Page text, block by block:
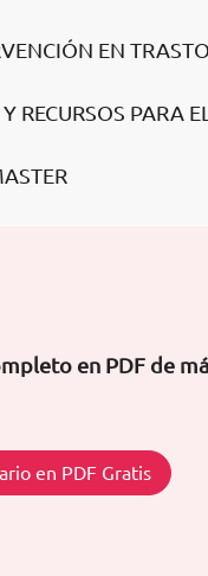
EN
RECURSOS PARA
en PDF de
en PDF Gratis